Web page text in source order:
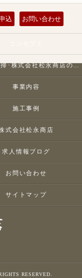
込 お問い合わせ
東京の清掃･株式会社松永商店の評判
事業内容
施工事例
式会社松永商店
求人情報ブログ
お問い合わせ
サイトマップ
RESERVED.